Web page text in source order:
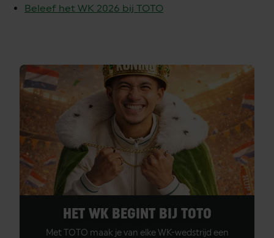
Beleef het WK 2026 bij TOTO
HET WK BEGINT BIJ TOTO
Met TOTO maak je van elke WK-wedstrijd een